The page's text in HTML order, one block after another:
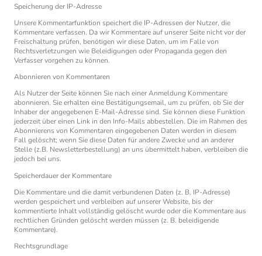
Speicherung der IP-Adresse
Unsere Kommentarfunktion speichert die IP-Adressen der Nutzer, die
Kommentare verfassen. Da wir Kommentare auf unserer Seite nicht vor der
Freischaltung prüfen, benötigen wir diese Daten, um im Falle von
Rechtsverletzungen wie Beleidigungen oder Propaganda gegen den
Verfasser vorgehen zu können.
Abonnieren von Kommentaren
Als Nutzer der Seite können Sie nach einer Anmeldung Kommentare
abonnieren. Sie erhalten eine Bestätigungsemail, um zu prüfen, ob Sie der
Inhaber der angegebenen E-Mail-Adresse sind. Sie können diese Funktion
jederzeit über einen Link in den Info-Mails abbestellen. Die im Rahmen des
Abonnierens von Kommentaren eingegebenen Daten werden in diesem
Fall gelöscht; wenn Sie diese Daten für andere Zwecke und an anderer
Stelle (z.B. Newsletterbestellung) an uns übermittelt haben, verbleiben die
jedoch bei uns.
Speicherdauer der Kommentare
Die Kommentare und die damit verbundenen Daten (z. B. IP-Adresse)
werden gespeichert und verbleiben auf unserer Website, bis der
kommentierte Inhalt vollständig gelöscht wurde oder die Kommentare aus
rechtlichen Gründen gelöscht werden müssen (z. B. beleidigende
Kommentare).
Rechtsgrundlage